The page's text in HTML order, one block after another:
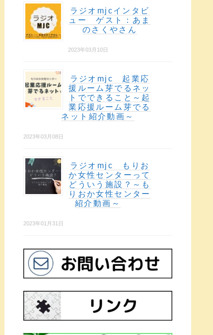
ラジオmjcインタビ
ュー ゲスト：あま
のさくやさん
2023年03月10日
ラジオmjc 起業応
援ルーム芽でるネッ
トでできること～起
業応援ルーム芽でる
ネット紹介動画～
2023年03月08日
ラジオmjc もりお
か女性センターって
どういう施設？～も
りおか女性センター
紹介動画～
2023年01月31日